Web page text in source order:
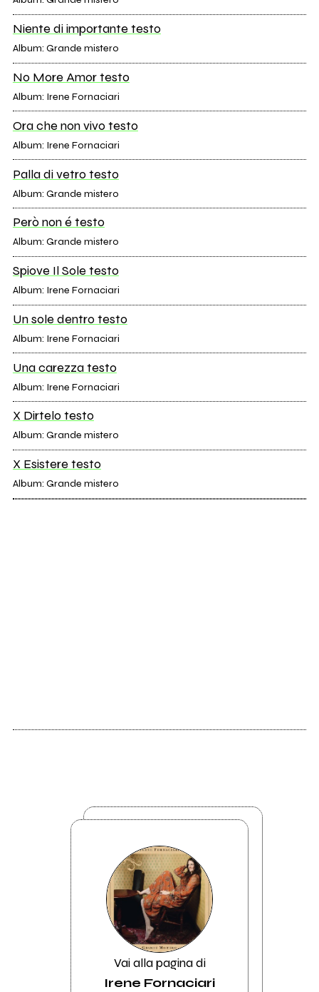
Niente di importante testo
Album: Grande mistero
No More Amor testo
Album: Irene Fornaciari
Ora che non vivo testo
Album: Irene Fornaciari
Palla di vetro testo
Album: Grande mistero
Però non é testo
Album: Grande mistero
Spiove Il Sole testo
Album: Irene Fornaciari
Un sole dentro testo
Album: Irene Fornaciari
Una carezza testo
Album: Irene Fornaciari
X Dirtelo testo
Album: Grande mistero
X Esistere testo
Album: Grande mistero
Vai alla pagina di
Irene Fornaciari